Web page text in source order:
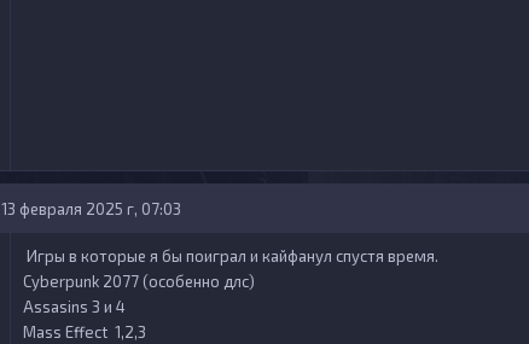
13 февраля 2025 г, 07:03
Игры в которые я бы поиграл и кайфанул спустя время.
Cyberpunk 2077 (особенно длс)
Assasins 3 и 4
Mass Effect 1,2,3